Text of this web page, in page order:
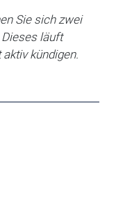
Sie sich zwei
läuft
kündigen.